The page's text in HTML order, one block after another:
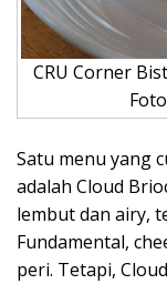
CRU Corner
Satu menu yang
adalah Cloud
lembut dan airy,
Fundamental,
peri. Tetapi,